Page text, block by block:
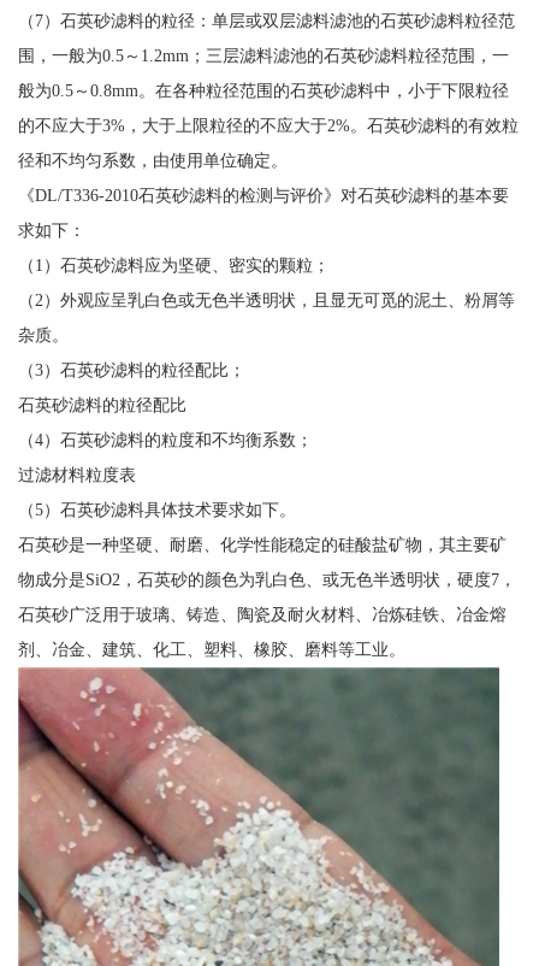
（7）石英砂滤料的粒径：单层或双层滤料滤池的石英砂滤料粒径范
围，一般为0.5～1.2mm；三层滤料滤池的石英砂滤料粒径范围，一
般为0.5～0.8mm。在各种粒径范围的石英砂滤料中，小于下限粒径
的不应大于3%，大于上限粒径的不应大于2%。石英砂滤料的有效粒
径和不均匀系数，由使用单位确定。
《DL/T336-2010石英砂滤料的检测与评价》对石英砂滤料的基本要
求如下：
（1）石英砂滤料应为坚硬、密实的颗粒；
（2）外观应呈乳白色或无色半透明状，且显无可觅的泥土、粉屑等
杂质。
（3）石英砂滤料的粒径配比；
石英砂滤料的粒径配比
（4）石英砂滤料的粒度和不均衡系数；
过滤材料粒度表
（5）石英砂滤料具体技术要求如下。
石英砂是一种坚硬、耐磨、化学性能稳定的硅酸盐矿物，其主要矿
物成分是SiO2，石英砂的颜色为乳白色、或无色半透明状，硬度7，
石英砂广泛用于玻璃、铸造、陶瓷及耐火材料、冶炼硅铁、冶金熔
剂、冶金、建筑、化工、塑料、橡胶、磨料等工业。